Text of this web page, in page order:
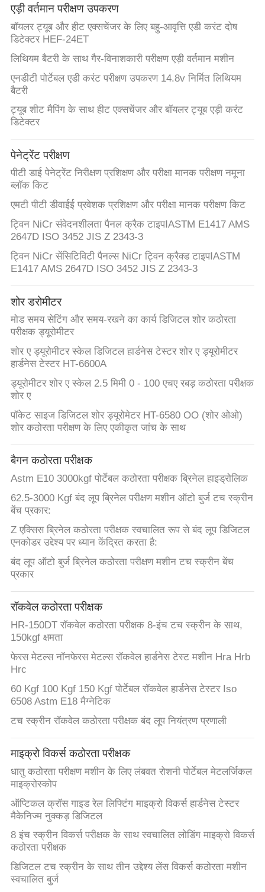
एड़ी वर्तमान परीक्षण उपकरण
बॉयलर ट्यूब और हीट एक्सचेंजर के लिए बहु-आवृत्ति एडी करंट दोष
डिटेक्टर HEF-24ET
लिथियम बैटरी के साथ गैर-विनाशकारी परीक्षण एड़ी वर्तमान मशीन
एनडीटी पोर्टेबल एडी करंट परीक्षण उपकरण 14.8v निर्मित लिथियम
बैटरी
ट्यूब शीट मैपिंग के साथ हीट एक्सचेंजर और बॉयलर ट्यूब एड़ी करंट
डिटेक्टर
पेनेट्रेंट परीक्षण
पीटी डाई पेनेट्रेंट निरीक्षण प्रशिक्षण और परीक्षा मानक परीक्षण नमूना
ब्लॉक किट
एमटी पीटी डीवाईई प्रवेशक प्रशिक्षण और परीक्षा मानक परीक्षण किट
ट्विन NiCr संवेदनशीलता पैनल क्रैक टाइपⅠASTM E1417 AMS
2647D ISO 3452 JIS Z 2343-3
ट्विन NiCr सेंसिटिविटी पैनल्स NiCr ट्विन क्रैक्ड टाइपⅠASTM
E1417 AMS 2647D ISO 3452 JIS Z 2343-3
शोर डरोमीटर
मोड समय सेटिंग और समय-रखने का कार्य डिजिटल शोर कठोरता
परीक्षक ड्यूरोमीटर
शोर ए ड्यूरोमीटर स्केल डिजिटल हार्डनेस टेस्टर शोर ए ड्यूरोमीटर
हार्डनेस टेस्टर HT-6600A
ड्यूरोमीटर शोर ए स्केल 2.5 मिमी 0 - 100 एचए रबड़ कठोरता परीक्षक
शोर ए
पॉकेट साइज डिजिटल शोर ड्यूरोमेटर HT-6580 OO (शोर ओओ)
शोर कठोरता परीक्षण के लिए एकीकृत जांच के साथ
बैगन कठोरता परीक्षक
Astm E10 3000kgf पोर्टेबल कठोरता परीक्षक ब्रिनेल हाइड्रोलिक
62.5-3000 Kgf बंद लूप ब्रिनेल परीक्षण मशीन ऑटो बुर्ज टच स्क्रीन
बेंच प्रकार:
Z एक्सिस ब्रिनेल कठोरता परीक्षक स्वचालित रूप से बंद लूप डिजिटल
एनकोडर उद्देश्य पर ध्यान केंद्रित करता है:
बंद लूप ऑटो बुर्ज ब्रिनेल कठोरता परीक्षण मशीन टच स्क्रीन बेंच
प्रकार
रॉकवेल कठोरता परीक्षक
HR-150DT रॉकवेल कठोरता परीक्षक 8-इंच टच स्क्रीन के साथ,
150kgf क्षमता
फेरस मेटल्स नॉनफेरस मेटल्स रॉकवेल हार्डनेस टेस्ट मशीन Hra Hrb
Hrc
60 Kgf 100 Kgf 150 Kgf पोर्टेबल रॉकवेल हार्डनेस टेस्टर Iso
6508 Astm E18 मैग्नेटिक
टच स्क्रीन रॉकवेल कठोरता परीक्षक बंद लूप नियंत्रण प्रणाली
माइक्रो विकर्स कठोरता परीक्षक
धातु कठोरता परीक्षण मशीन के लिए लंबवत रोशनी पोर्टेबल मेटलर्जिकल
माइक्रोस्कोप
ऑप्टिकल क्रॉस गाइड रेल लिफ्टिंग माइक्रो विकर्स हार्डनेस टेस्टर
मैकेनिज्म नुक्कड़ डिजिटल
8 इंच स्क्रीन विकर्स परीक्षक के साथ स्वचालित लोडिंग माइक्रो विकर्स
कठोरता परीक्षक
डिजिटल टच स्क्रीन के साथ तीन उद्देश्य लेंस विकर्स कठोरता मशीन
स्वचालित बुर्ज